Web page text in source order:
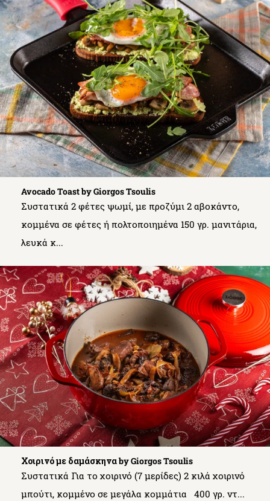
Avocado Toast by Giorgos Tsoulis
Συστατικά 2 φέτες ψωμί, με προζύμι 2 αβοκάντο,
κομμένα σε φέτες ή πολτοποιημένα 150 γρ. μανιτάρια,
λευκά κ...
Χοιρινό με δαμάσκηνα by Giorgos Tsoulis
Συστατικά Για το χοιρινό (7 μερίδες) 2 κιλά χοιρινό
μπούτι, κομμένο σε μεγάλα κομμάτια 400 γρ. ντ...